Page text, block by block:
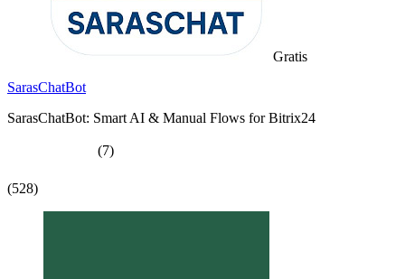
Gratis
SarasChatBot
SarasChatBot: Smart AI & Manual Flows for Bitrix24
(7)
(528)